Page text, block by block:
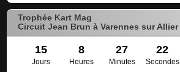
Trophée Kart Mag
Circuit Jean Brun à Varennes sur Allier
15 8 27 22
Jours Heures Minutes Secondes